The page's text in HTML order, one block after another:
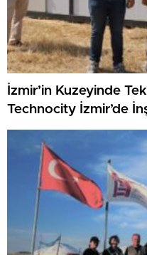
İzmir’in Kuzeyinde
Technocity İzmir’de